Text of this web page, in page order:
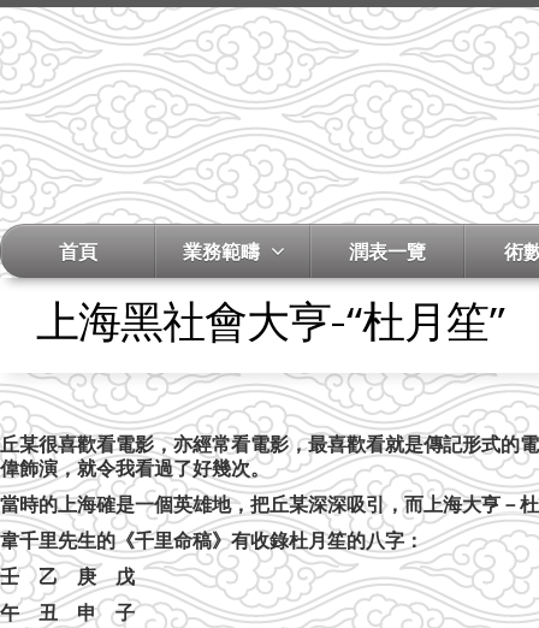
首頁 業務範疇 潤表一覽 術
上海黑社會大亨-“杜月笙”
丘某很喜歡看電影，亦經常看電影，最喜歡看就是傳記形式的
偉飾演，就令我看過了好幾次。
當時的上海確是一個英雄地，把丘某深深吸引，而上海大亨－
韋千里先生的《千里命稿》有收錄杜月笙的八字：
壬 乙 庚 戊
午 丑 申 子